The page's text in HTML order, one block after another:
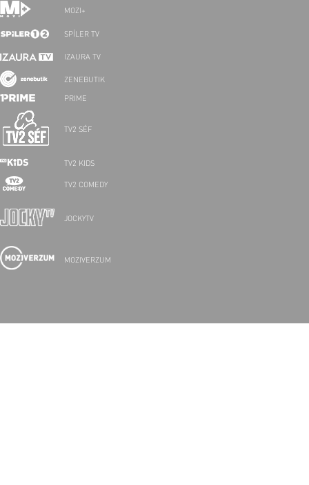
MOZI+
SPÍLER TV
IZAURA TV
ZENEBUTIK
PRIME
TV2 SÉF
TV2 KIDS
TV2 COMEDY
JOCKYTV
MOZIVERZUM